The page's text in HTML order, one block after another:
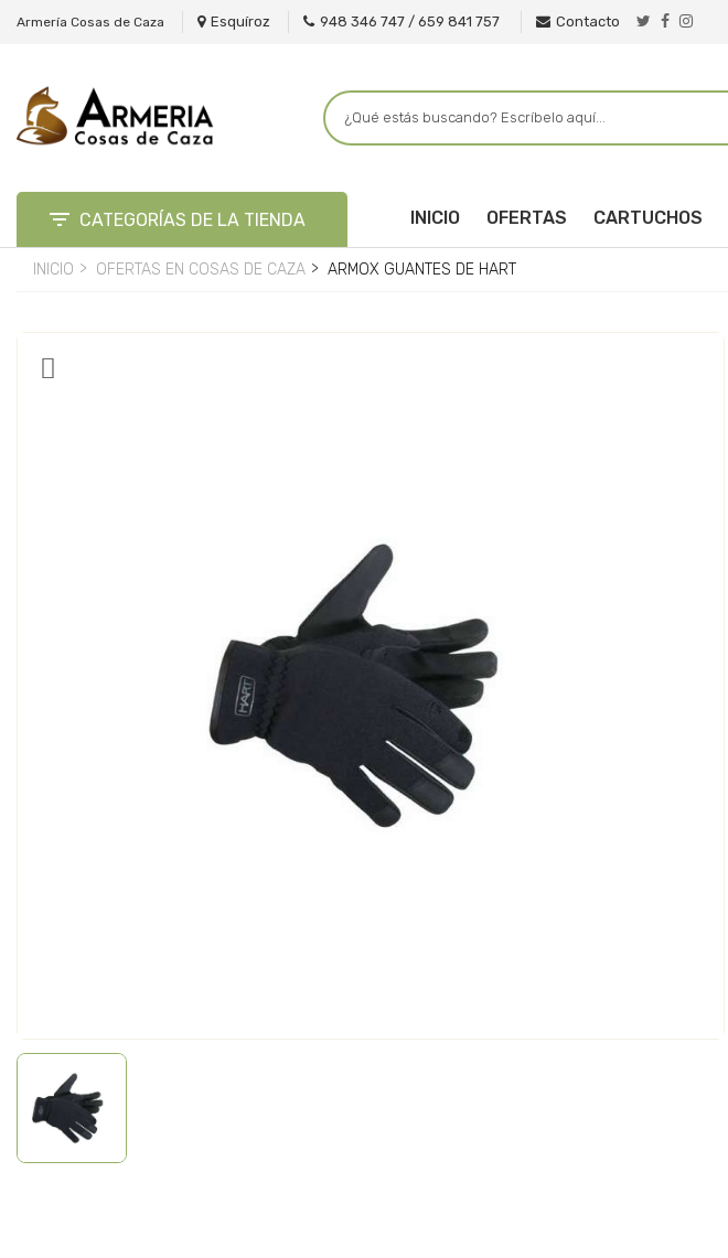
Armería Cosas de Caza Esquíroz 948 346 747 / 659 841 757 Contacto
 CATEGORÍAS DE LA TIENDA INICIO OFERTAS CARTUCHOS
INICIO OFERTAS EN COSAS DE CAZA ARMOX GUANTES DE HART